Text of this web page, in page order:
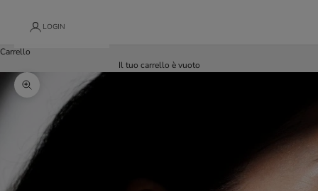
LOGIN
Carrello
Il tuo carrello è vuoto
Ingrandisci immagine